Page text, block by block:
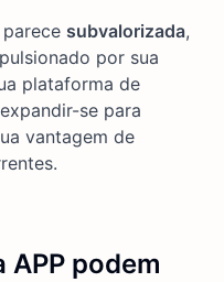
subvalorizada,
por sua
plataforma de
se para
vantagem de
APP podem